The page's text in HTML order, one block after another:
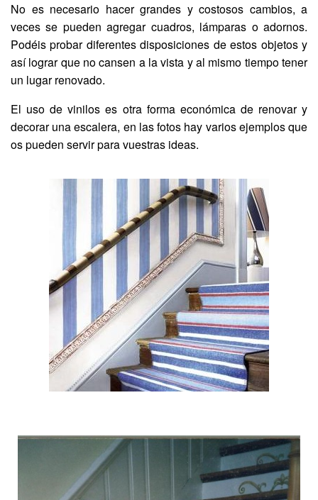
No es necesario hacer grandes y costosos cambios, a
veces se pueden agregar cuadros, lámparas o adornos.
Podéis probar diferentes disposiciones de estos objetos y
así lograr que no cansen a la vista y al mismo tiempo tener
un lugar renovado.
El uso de vinilos es otra forma económica de renovar y
decorar una escalera, en las fotos hay varios ejemplos que
os pueden servir para vuestras ideas.